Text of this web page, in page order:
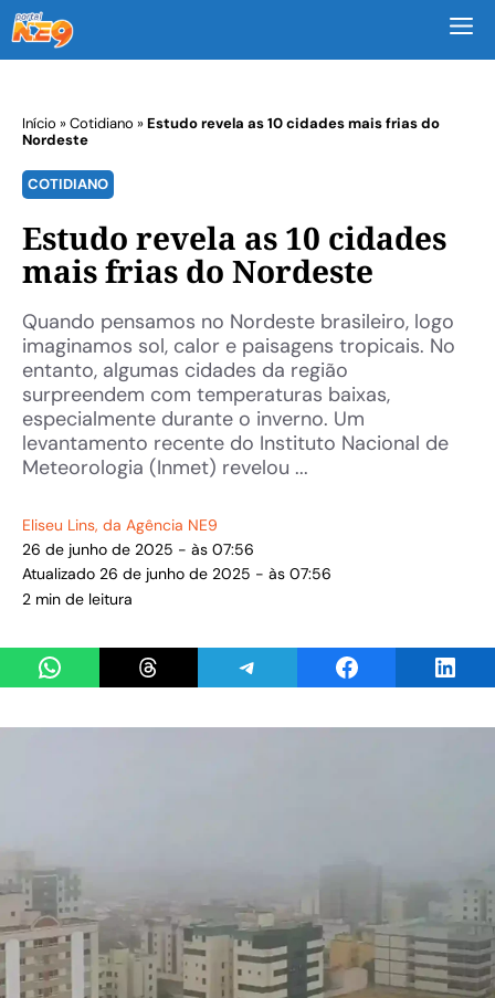
Início »Cotidiano »Estudo revela as 10 cidades mais frias do
Nordeste
COTIDIANO
Estudo revela as 10 cidades
mais frias do Nordeste
Quando pensamos no Nordeste brasileiro, logo
imaginamos sol, calor e paisagens tropicais. No
entanto, algumas cidades da região
surpreendem com temperaturas baixas,
especialmente durante o inverno. Um
levantamento recente do Instituto Nacional de
Meteorologia (Inmet) revelou ...
Eliseu Lins, da Agência NE9
26 de junho de 2025 - às 07:56
Atualizado 26 de junho de 2025 - às 07:56
2 min de leitura
Share on WhatsAppShare on ThreadsShare on TelegramShare on Facebook